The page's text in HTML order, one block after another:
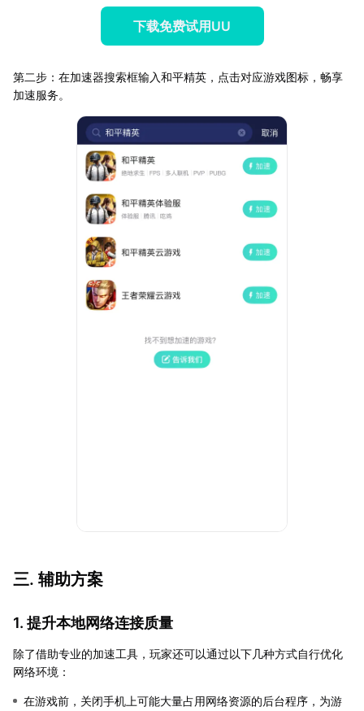
下载免费试用UU
第二步：在加速器搜索框输入和平精英，点击对应游戏图标，畅享
加速服务。
三. 辅助方案
1. 提升本地网络连接质量
除了借助专业的加速工具，玩家还可以通过以下几种方式自行优化
网络环境：
在游戏前，关闭手机上可能大量占用网络资源的后台程序，为游